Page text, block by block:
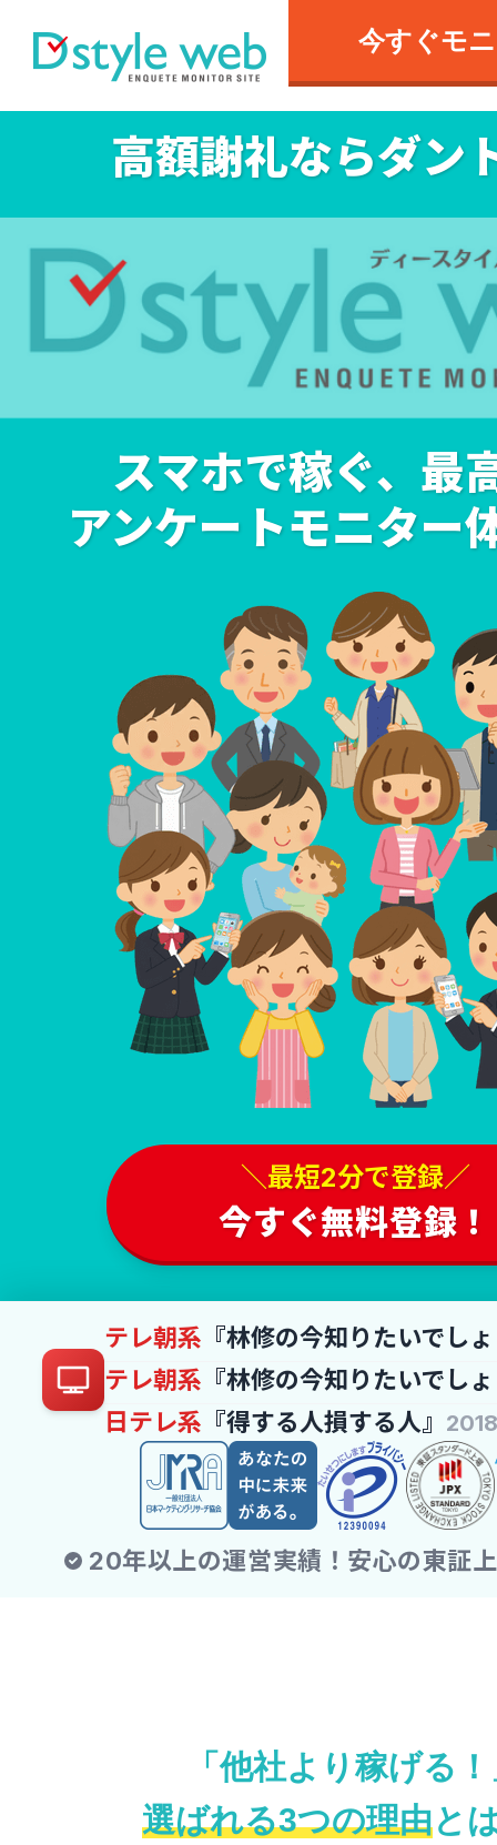
今すぐモ
「他社より稼げる
選ばれる3つの理由と